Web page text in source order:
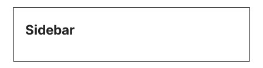
Sidebar